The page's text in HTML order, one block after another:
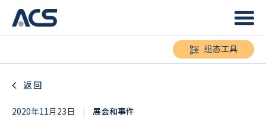
组态工具
返回
2020年11月23日 展会和事件